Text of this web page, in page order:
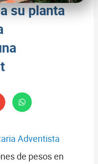
su planta
Adventista
de pesos en